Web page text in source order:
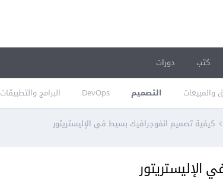
والمبيعات التصميم DevOps البرامج والتطبيقات
كتب دورات
كيفية تصميم انفوجرافيك بسيط في الإليستريتور